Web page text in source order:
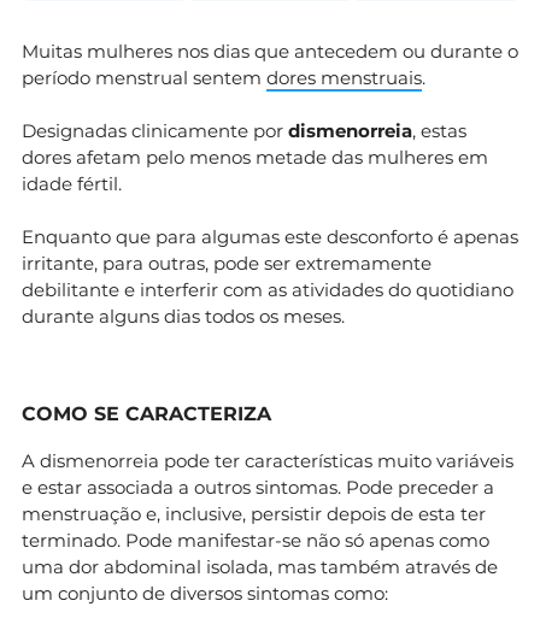
Muitas mulheres nos dias que antecedem ou durante o
período menstrual sentem dores menstruais.
Designadas clinicamente por dismenorreia, estas
dores afetam pelo menos metade das mulheres em
idade fértil.
Enquanto que para algumas este desconforto é apenas
irritante, para outras, pode ser extremamente
debilitante e interferir com as atividades do quotidiano
durante alguns dias todos os meses.
COMO SE CARACTERIZA
A dismenorreia pode ter características muito variáveis
e estar associada a outros sintomas. Pode preceder a
menstruação e, inclusive, persistir depois de esta ter
terminado. Pode manifestar-se não só apenas como
uma dor abdominal isolada, mas também através de
um conjunto de diversos sintomas como: